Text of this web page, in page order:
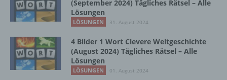
(September 2024) Tägliches Rätsel – Alle
Lösungen
LÖSUNGEN 31. August 2024
4 Bilder 1 Wort Clevere Weltgeschichte
(August 2024) Tägliches Rätsel – Alle
Lösungen
LÖSUNGEN 01. August 2024
kulturellen oder sozialen Identität dieser
natürlichen Person sind, identifiziert werden
b) betroffene Person